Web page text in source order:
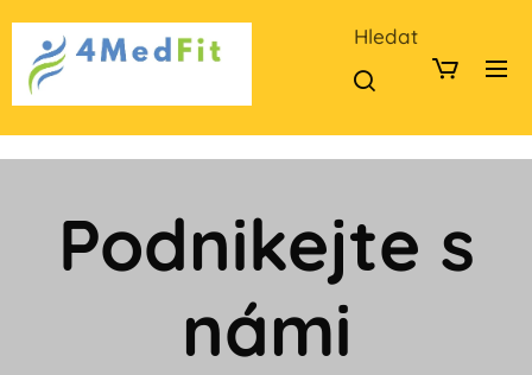
Hledat
Podnikejte s
námi